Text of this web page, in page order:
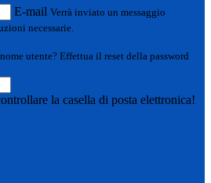
E-mail Verrà inviato un messaggio
necessarie.
utente? Effettua il reset della password
la casella di posta elettronica!